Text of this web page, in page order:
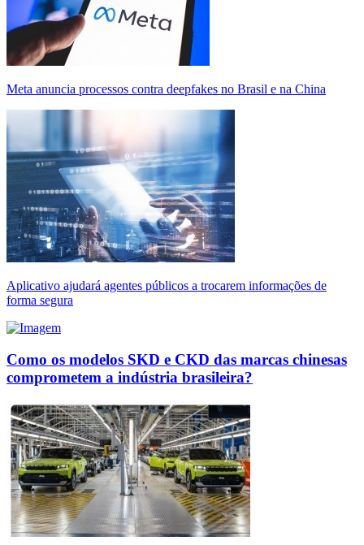
Meta anuncia processos contra deepfakes no Brasil e na China
Aplicativo ajudará agentes públicos a trocarem informações de
forma segura
Como os modelos SKD e CKD das marcas chinesas
comprometem a indústria brasileira?